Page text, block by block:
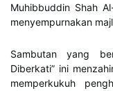
Muhibbuddin Shah
menyempurnakan
Sambutan yang
Diberkati” ini
memperkukuh